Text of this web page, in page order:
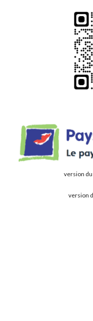
version
version